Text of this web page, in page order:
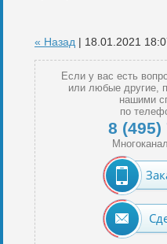
« Назад | 18.01.2021
Если у вас есть
или любые другие,
нашими
по
8 (495)